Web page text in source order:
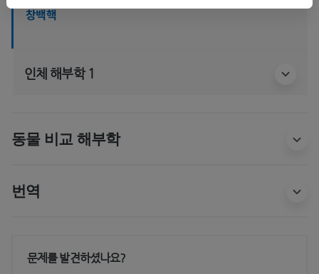
창백핵
인체 해부학 1
동물 비교 해부학
번역
문제를 발견하셨나요?